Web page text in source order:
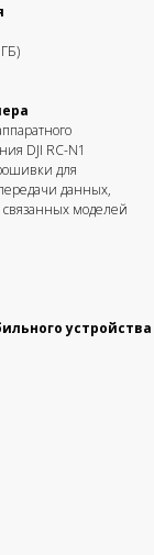
DJI RC-N1
для
данных,
связанных моделей
устройства